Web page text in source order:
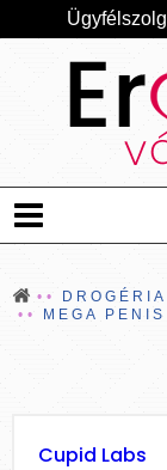
DROGÉRIA
MEGA
Cupid Labs